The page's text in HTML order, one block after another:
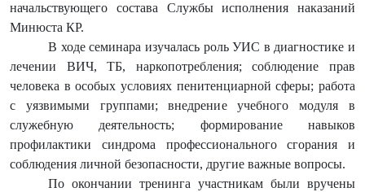
начальствующего состава Службы исполнения наказаний
Минюста КР.
В ходе семинара изучалась роль УИС в диагностике и
лечении ВИЧ, ТБ, наркопотребления; соблюдение прав
человека в особых условиях пенитенциарной сферы; работа
с уязвимыми группами; внедрение учебного модуля в
служебную деятельность; формирование навыков
профилактики синдрома профессионального сгорания и
соблюдения личной безопасности, другие важные вопросы.
По окончании тренинга участникам были вручены